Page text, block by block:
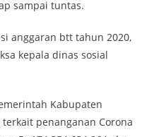
sampai tuntas.
anggaran btt tahun 2020,
kepala dinas sosial
Kabupaten
terkait penanganan Corona